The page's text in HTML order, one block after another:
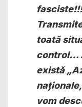
toată
control…
există
vom